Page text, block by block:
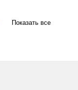
Показать все